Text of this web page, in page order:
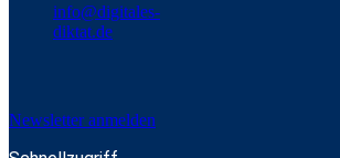
info@digitales-
diktat.de
Newsletter anmelden